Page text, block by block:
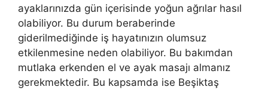
ayaklarınızda gün içerisinde yoğun ağrılar hasıl
olabiliyor. Bu durum beraberinde
giderilmediğinde iş hayatınızın olumsuz
etkilenmesine neden olabiliyor. Bu bakımdan
mutlaka erkenden el ve ayak masajı almanız
gerekmektedir. Bu kapsamda ise Beşiktaş